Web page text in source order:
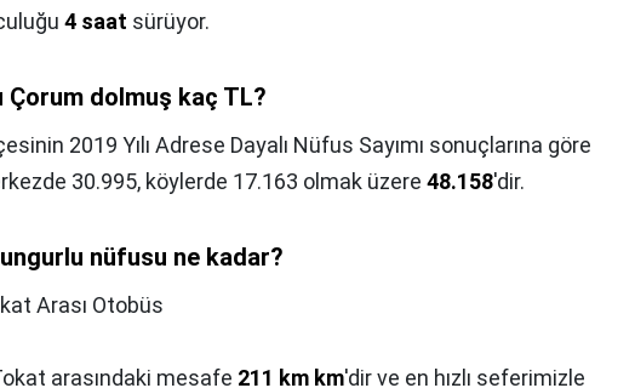
4 saat sürüyor.
Çorum dolmuş kaç TL?
2019 Yılı Adrese Dayalı Nüfus Sayımı sonuçlarına göre
30.995, köylerde 17.163 olmak üzere 48.158'dir.
nüfusu ne kadar?
Arası Otobüs
arasındaki mesafe 211 km km'dir ve en hızlı seferimizle